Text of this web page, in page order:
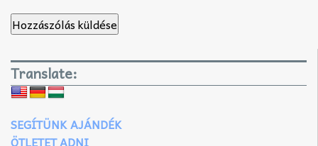
Translate:
SEGÍTÜNK AJÁNDÉK
ÖTLETET ADNI